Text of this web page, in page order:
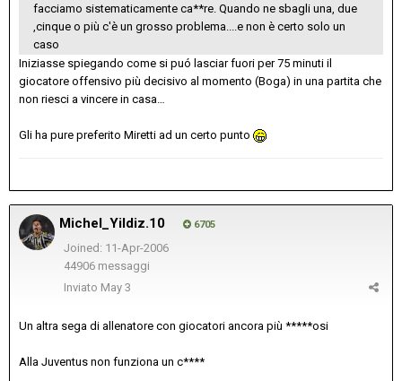
facciamo sistematicamente ca**re. Quando ne sbagli una, due
,cinque o più c'è un grosso problema....e non è certo solo un
caso
Iniziasse spiegando come si puó lasciar fuori per 75 minuti il
giocatore offensivo più decisivo al momento (Boga) in una partita che
non riesci a vincere in casa…
Gli ha pure preferito Miretti ad un certo punto
Michel_Yildiz.10 6705
Joined: 11-Apr-2006
44906 messaggi
Inviato May 3
Un altra sega di allenatore con giocatori ancora più *****osi
Alla Juventus non funziona un c****